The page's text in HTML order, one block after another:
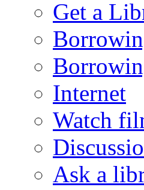
Get a
Internet
Watch
Ask a